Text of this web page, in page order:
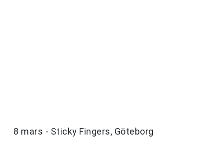
8 mars - Sticky Fingers, Göteborg